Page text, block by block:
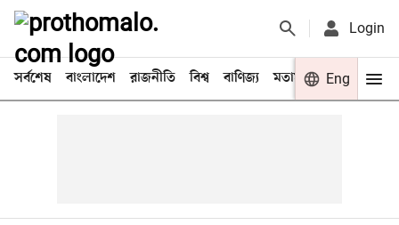
Login
সর্বশেষ বাংলাদেশ রাজনীতি বিশ্ব বাণিজ্য মতামত খেলা
Eng